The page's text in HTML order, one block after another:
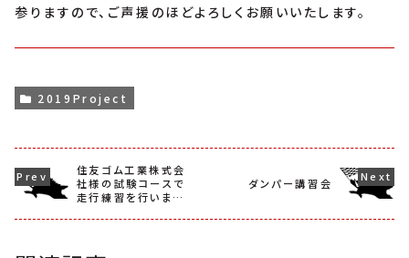
参りますので、ご声援のほどよろしくお願いいたします。
2019Project
住友ゴム工業株式会
社様の試験コースで
走行練習を行いまし
ダンパー講習会